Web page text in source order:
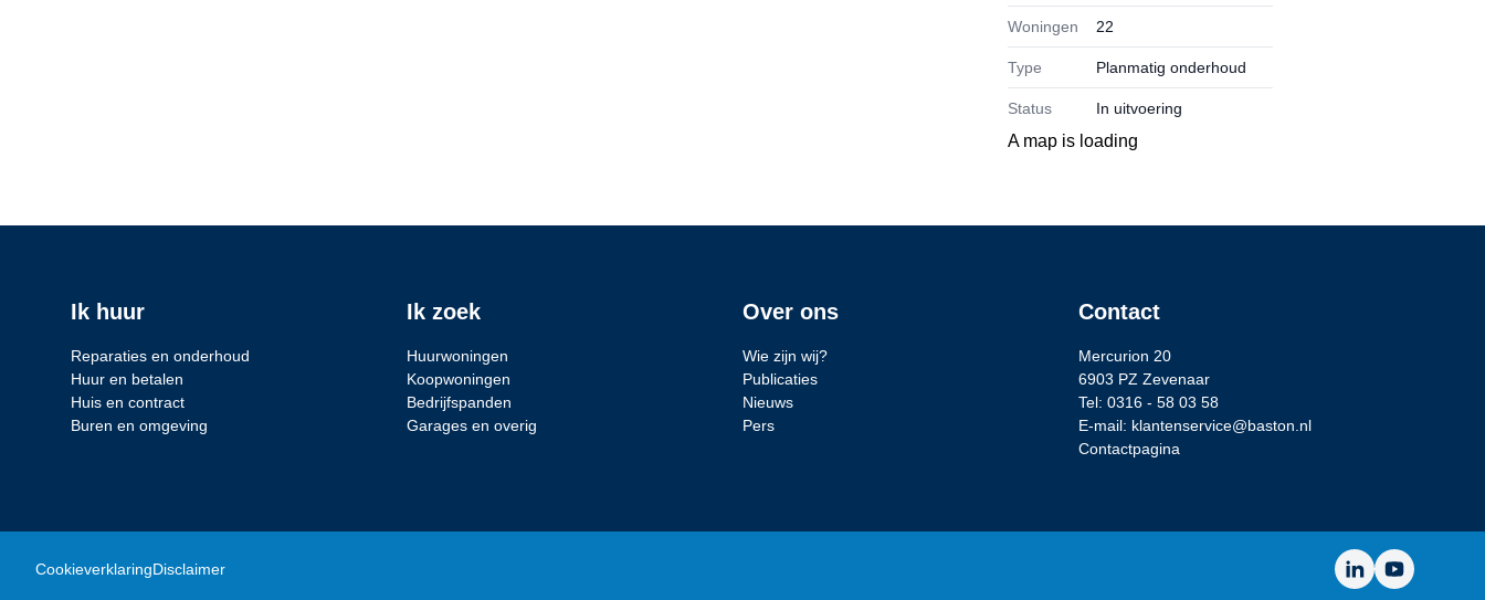
Woningen 22
Type Planmatig onderhoud
Status In uitvoering
A map is loading
Ik huur
Reparaties en onderhoud
Huur en betalen
Huis en contract
Buren en omgeving
Ik zoek
Huurwoningen
Koopwoningen
Bedrijfspanden
Garages en overig
Over ons
Wie zijn wij?
Publicaties
Nieuws
Pers
Contact
Mercurion 20
6903 PZ Zevenaar
Tel: 0316 - 58 03 58
E-mail: klantenservice@baston.nl
Contactpagina
CookieverklaringDisclaimer LinkedInYouTube